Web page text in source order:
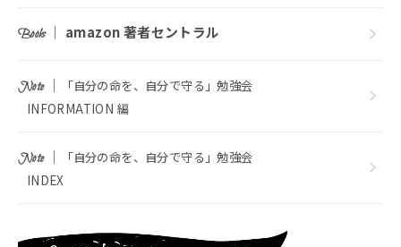
Books｜ amazon 著者セントラル
Note｜
「自分の命を、自分で守る」勉強会
INFORMATION 編
Note｜
「自分の命を、自分で守る」勉強会
INDEX